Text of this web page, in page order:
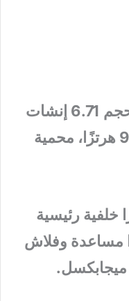
ويأتي الهاتف بشاشة LCD بحجم 6.71 إنشات
بدقة +HD ومعدل تحديث 90 هرتزًا، محمية
خلفية رئيسية
مساعدة وفلاش